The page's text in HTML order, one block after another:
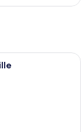
moderne